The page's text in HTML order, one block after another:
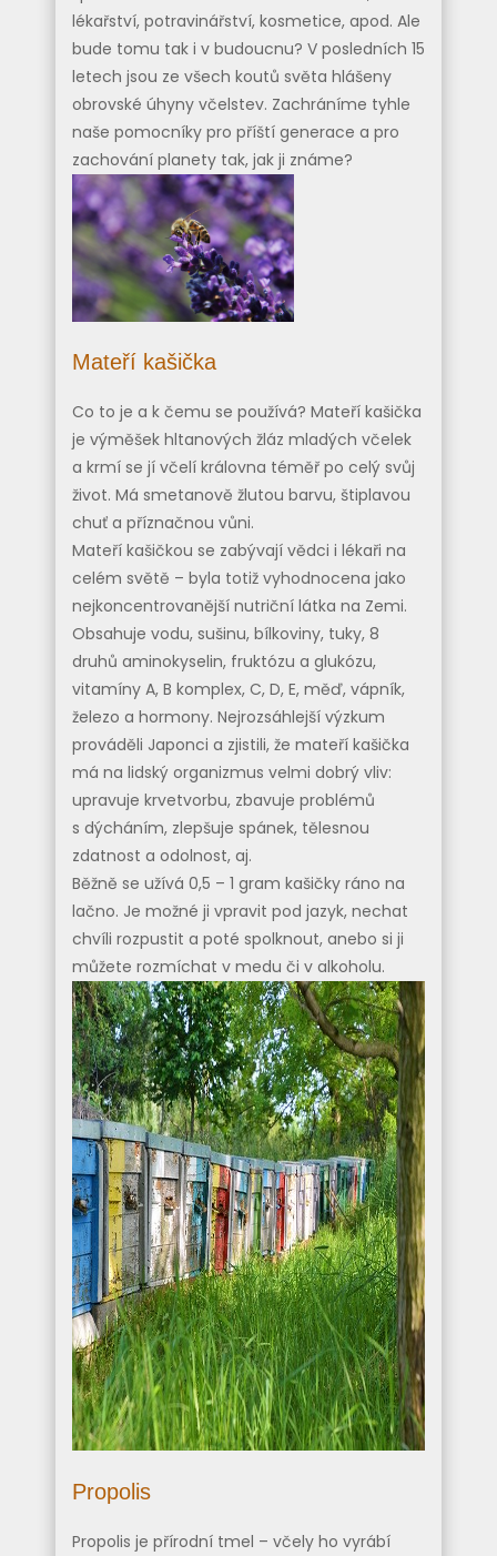
lékařství, potravinářství, kosmetice, apod. Ale
bude tomu tak i v budoucnu? V posledních 15
letech jsou ze všech koutů světa hlášeny
obrovské úhyny včelstev. Zachráníme tyhle
naše pomocníky pro příští generace a pro
zachování planety tak, jak ji známe?
Mateří kašička
Co to je a k čemu se používá? Mateří kašička
je výměšek hltanových žláz mladých včelek
a krmí se jí včelí královna téměř po celý svůj
život. Má smetanově žlutou barvu, štiplavou
chuť a příznačnou vůni.
Mateří kašičkou se zabývají vědci i lékaři na
celém světě – byla totiž vyhodnocena jako
nejkoncentrovanější nutriční látka na Zemi.
Obsahuje vodu, sušinu, bílkoviny, tuky, 8
druhů aminokyselin, fruktózu a glukózu,
vitamíny A, B komplex, C, D, E, měď, vápník,
železo a hormony. Nejrozsáhlejší výzkum
prováděli Japonci a zjistili, že mateří kašička
má na lidský organizmus velmi dobrý vliv:
upravuje krvetvorbu, zbavuje problémů
s dýcháním, zlepšuje spánek, tělesnou
zdatnost a odolnost, aj.
Běžně se užívá 0,5 – 1 gram kašičky ráno na
lačno. Je možné ji vpravit pod jazyk, nechat
chvíli rozpustit a poté spolknout, anebo si ji
můžete rozmíchat v medu či v alkoholu.
Propolis
Propolis je přírodní tmel – včely ho vyrábí